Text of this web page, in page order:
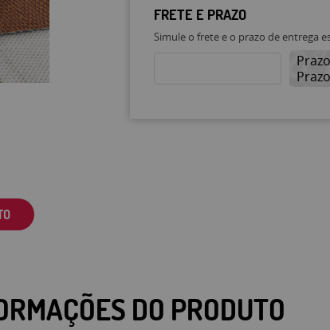
FRETE E PRAZO
Simule o frete e o prazo de entrega
DO PRODUTO